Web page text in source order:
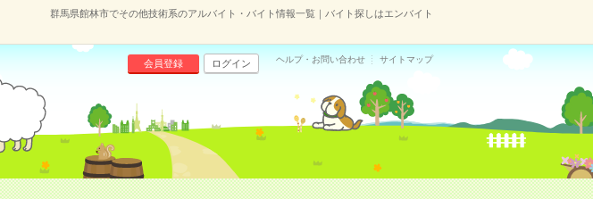
群馬県館林市でその他技術系のアルバイト・バイト情報一覧｜バイト探しはエンバイト
会員登録 ログイン ヘルプ・お問い合わせ サイトマップ